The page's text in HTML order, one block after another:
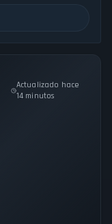
Actualizado hace
14 minutos